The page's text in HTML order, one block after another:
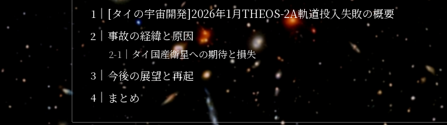
[タイの宇宙開発]2026年1月THEOS-2A軌道投入失敗の概要
事故の経緯と原因
タイ国産衛星への期待と損失
今後の展望と再起
まとめ